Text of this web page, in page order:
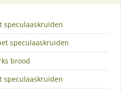
speculaaskruiden
speculaaskruiden
brood
speculaaskruiden